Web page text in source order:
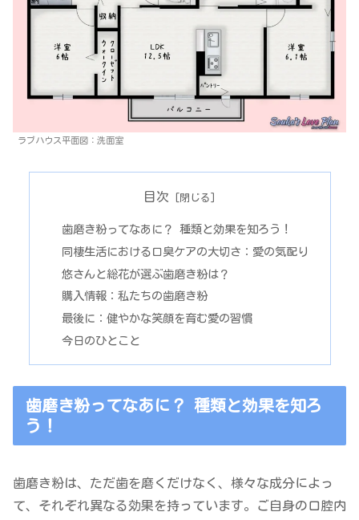
ラブハウス平面図：洗面室
目次
歯磨き粉ってなあに？ 種類と効果を知ろう！
同棲生活における口臭ケアの大切さ：愛の気配り
悠さんと総花が選ぶ歯磨き粉は？
購入情報：私たちの歯磨き粉
最後に：健やかな笑顔を育む愛の習慣
今日のひとこと
歯磨き粉ってなあに？ 種類と効果を知ろ
う！
歯磨き粉は、ただ歯を磨くだけなく、様々な成分によっ
て、それぞれ異なる効果を持っています。ご自身の口腔内